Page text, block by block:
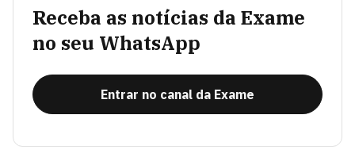
Receba as notícias da Exame
no seu WhatsApp
Entrar no canal da Exame